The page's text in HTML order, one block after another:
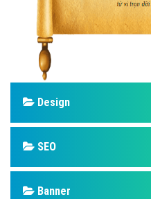
Design
SEO
Banner